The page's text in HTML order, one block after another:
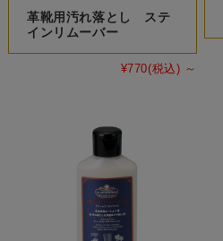
革靴用汚れ落とし ステ
インリムーバー
¥770(税込) ～